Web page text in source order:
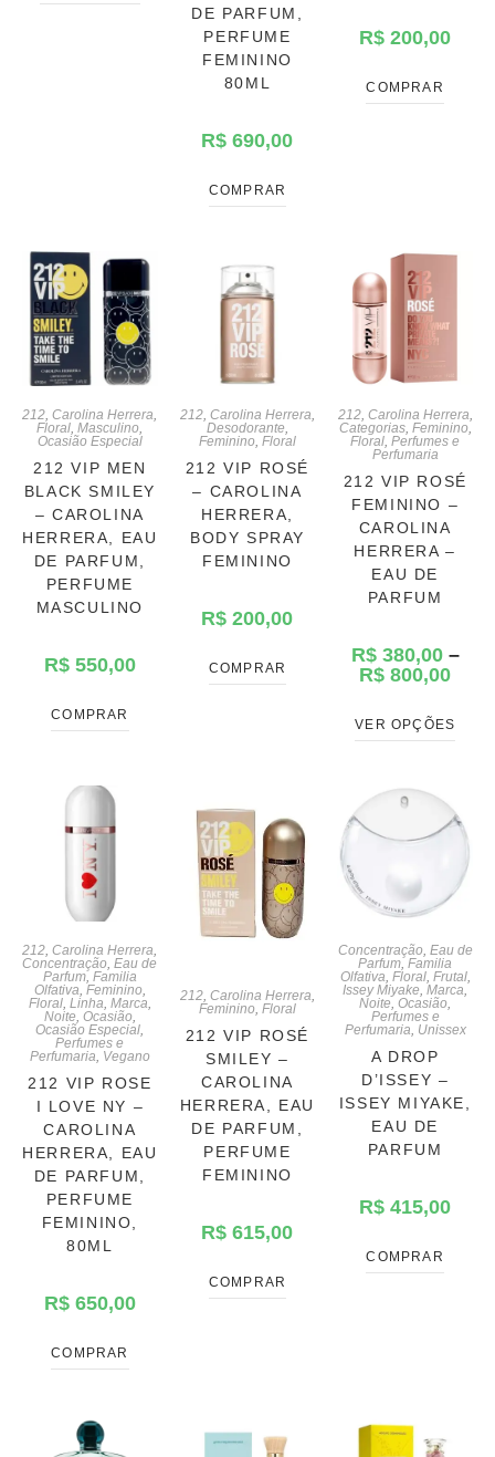
DE PARFUM,
PERFUME
FEMININO
80ML
R$ 690,00
COMPRAR
R$ 200,00
COMPRAR
212,Carolina Herrera,
Floral,Masculino,
Ocasião Especial
212 VIP MEN
BLACK SMILEY
– CAROLINA
HERRERA, EAU
DE PARFUM,
PERFUME
MASCULINO
R$550,00
COMPRAR
212, Carolina Herrera,
Desodorante,
Feminino, Floral
212 VIP ROSÉ
– CAROLINA
HERRERA,
BODY SPRAY
FEMININO
R$ 200,00
COMPRAR
212, Carolina Herrera,
Categorias, Feminino,
Floral,Perfumes e
Perfumaria
212 VIP ROSÉ
FEMININO –
CAROLINA
HERRERA –
EAU DE
PARFUM
R$380,00–
R$ 800,00
VER OPÇÕES
212,Carolina Herrera,
Concentração,Eau de
Parfum, Familia
Olfativa, Feminino,
Floral, Linha, Marca,
Noite, Ocasião,
Ocasião Especial,
Perfumes e
Perfumaria, Vegano
212 VIP ROSE
I LOVE NY –
CAROLINA
HERRERA, EAU
DE PARFUM,
PERFUME
FEMININO,
80ML
R$650,00
COMPRAR
212, Carolina Herrera,
Feminino, Floral
212 VIP ROSÉ
SMILEY –
CAROLINA
HERRERA, EAU
DE PARFUM,
PERFUME
FEMININO
R$ 615,00
COMPRAR
Concentração, Eau de
Parfum,Familia
Olfativa, Floral, Frutal,
Issey Miyake,Marca,
Noite,Ocasião,
Perfumes e
Perfumaria, Unissex
A DROP
D’ISSEY –
ISSEY MIYAKE,
EAU DE
PARFUM
R$ 415,00
COMPRAR